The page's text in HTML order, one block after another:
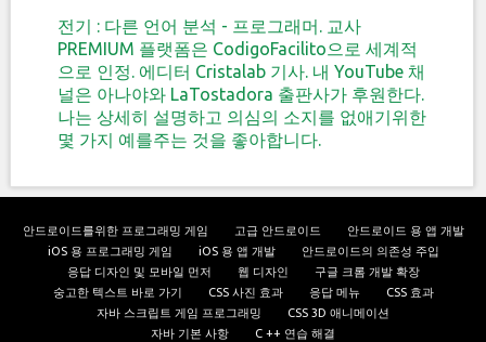
전기 : 다른 언어 분석 - 프로그래머. 교사
PREMIUM 플랫폼은 CodigoFacilito으로 세계적
으로 인정. 에디터 Cristalab 기사. 내 YouTube 채
널은 아나야와 LaTostadora 출판사가 후원한다.
나는 상세히 설명하고 의심의 소지를 없애기위한
몇 가지 예를주는 것을 좋아합니다.
안드로이드를위한 프로그래밍 게임 고급 안드로이드
안드로이드 용 앱 개발
iOS 용 프로그래밍 게임
iOS 용 앱 개발
안드로이드의 의존성 주입
응답 디자인 및 모바일 먼저
웹 디자인
구글 크롬 개발 확장
숭고한 텍스트 바로 가기
CSS 사진 효과 응답 메뉴
CSS 효과
자바 스크립트 게임 프로그래밍
CSS 3D 애니메이션
자바 기본 사항
C ++ 연습 해결